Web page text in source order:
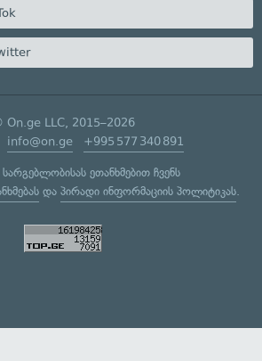
On.ge LLC, 2015–2026
info@on.ge +995 577 340 891
სარგებლობისას ეთანხმებით ჩვენს
და პირადი ინფორმაციის პოლიტიკას.